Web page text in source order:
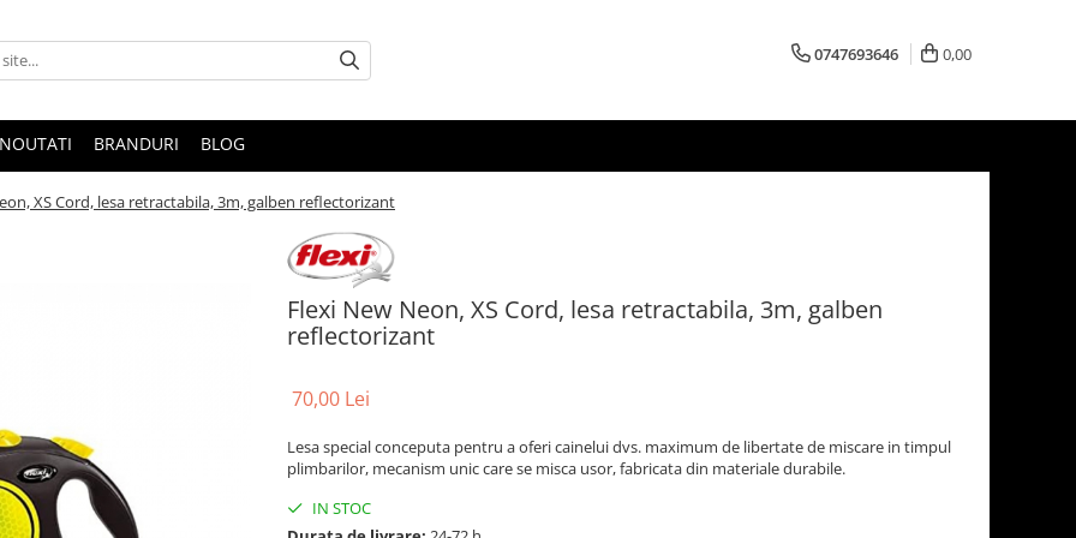
0747693646 0,00
NOUTATI BRANDURI BLOG
XS Cord, lesa retractabila, 3m, galben reflectorizant
Flexi New Neon, XS Cord, lesa retractabila, 3m, galben
reflectorizant
70,00 Lei
Lesa special conceputa pentru a oferi cainelui dvs. maximum de libertate de miscare in timpul
plimbarilor, mecanism unic care se misca usor, fabricata din materiale durabile.
IN STOC